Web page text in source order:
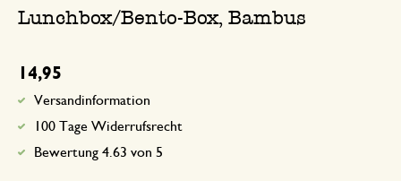
Lunchbox/Bento-Box, Bambus
14,95
Versandinformation
100 Tage Widerrufsrecht
Bewertung 4.63 von 5